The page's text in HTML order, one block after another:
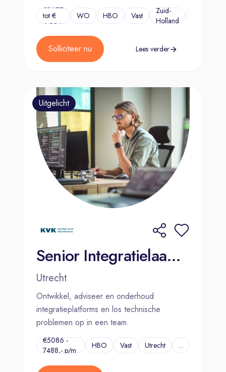
€5.122
tot €
6.924
WO HBO Vast
Zuid-
Holland
Solliciteer nu Lees verder
Uitgelicht
Senior Integratielaag Specialist (Middleware)
Utrecht
Ontwikkel, adviseer en onderhoud
integratieplatforms en los technische
problemen op in een team.
€5086 -
7488,- p/m
HBO Vast Utrecht ...